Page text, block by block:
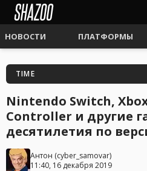
НОВОСТИ ПЛАТФОРМЫ
TIME
Nintendo Switch,
Controller и другие
десятилетия по
Антон (cyber_samovar)
11:40, 16 декабря 2019